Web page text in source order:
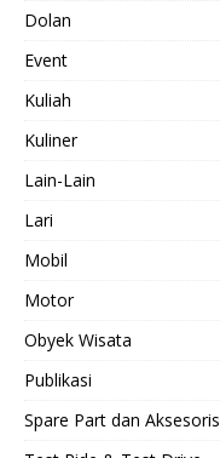
Dolan
Event
Kuliah
Kuliner
Lain-Lain
Lari
Mobil
Motor
Obyek Wisata
Publikasi
Spare Part dan Aksesoris